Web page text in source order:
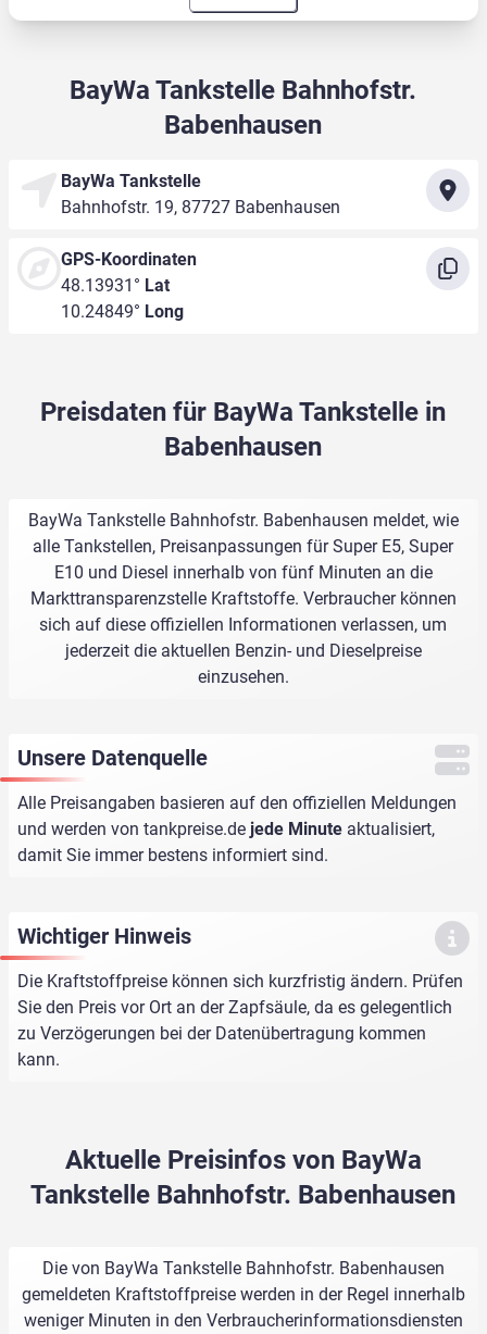
BayWa Tankstelle Bahnhofstr.
Babenhausen
BayWa Tankstelle
Bahnhofstr. 19, 87727 Babenhausen
GPS-Koordinaten
48.13931° Lat
10.24849° Long
Preisdaten für BayWa Tankstelle in
Babenhausen
BayWa Tankstelle Bahnhofstr. Babenhausen meldet, wie
alle Tankstellen, Preisanpassungen für Super E5, Super
E10 und Diesel innerhalb von fünf Minuten an die
Markttransparenzstelle Kraftstoffe. Verbraucher können
sich auf diese offiziellen Informationen verlassen, um
jederzeit die aktuellen Benzin- und Dieselpreise
einzusehen.
Unsere Datenquelle
Alle Preisangaben basieren auf den offiziellen Meldungen
und werden von tankpreise.de jede Minute aktualisiert,
damit Sie immer bestens informiert sind.
Wichtiger Hinweis
Die Kraftstoffpreise können sich kurzfristig ändern. Prüfen
Sie den Preis vor Ort an der Zapfsäule, da es gelegentlich
zu Verzögerungen bei der Datenübertragung kommen
kann.
Aktuelle Preisinfos von BayWa
Tankstelle Bahnhofstr. Babenhausen
Die von BayWa Tankstelle Bahnhofstr. Babenhausen
gemeldeten Kraftstoffpreise werden in der Regel innerhalb
weniger Minuten in den Verbraucherinformationsdiensten